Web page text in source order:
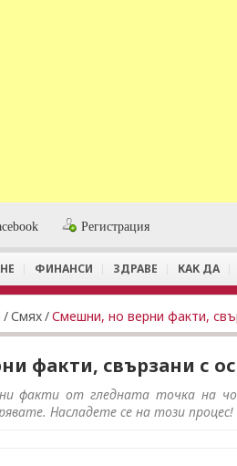
Регистрация
ФИНАНСИ ЗДРАВЕ КАК ДА
/Смях/Смешни, но верни факти,
факти, свързани с
факти от гледната точка на
Насладете се на този процес!